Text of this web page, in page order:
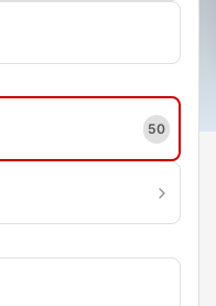
50